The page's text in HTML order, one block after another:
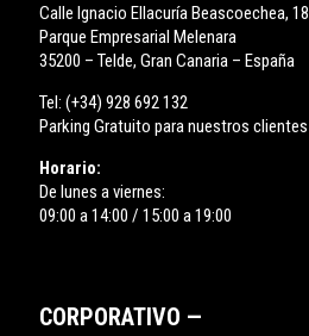
Calle Ignacio Ellacuría Beascoechea, 18
Parque Empresarial Melenara
35200 – Telde, Gran Canaria – España
Tel: (+34) 928 692 132
Parking Gratuito para nuestros clientes
Horario:
De lunes a viernes:
09:00 a 14:00 / 15:00 a 19:00
CORPORATIVO —